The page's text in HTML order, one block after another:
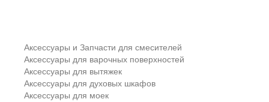
Аксессуары и Запчасти для смесителей
Аксессуары для варочных поверхностей
Аксессуары для вытяжек
Аксессуары для духовых шкафов
Аксессуары для моек